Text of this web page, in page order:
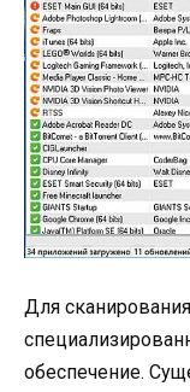
Для
обеспечение.